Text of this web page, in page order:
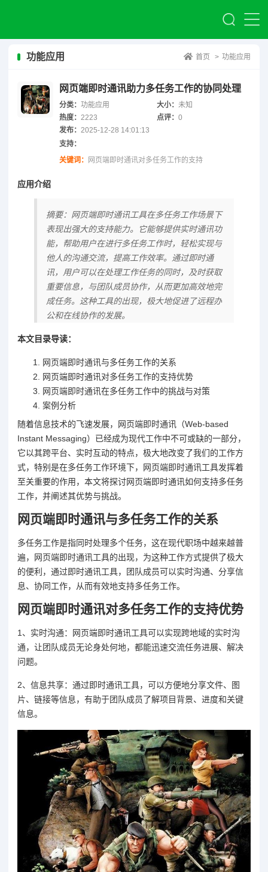
功能应用 首页 > 功能应用
网页端即时通讯助力多任务工作的协同处理
分类： 功能应用 大小：未知
热度： 2223 点评：0
发布： 2025-12-28 14:01:13
支持：
关键词：
网页端即时通讯对多任务工作的支持
应用介绍
摘要：网页端即时通讯工具在多任务工作场景下
表现出强大的支持能力。它能够提供实时通讯功
能，帮助用户在进行多任务工作时，轻松实现与
他人的沟通交流，提高工作效率。通过即时通
讯，用户可以在处理工作任务的同时，及时获取
重要信息，与团队成员协作，从而更加高效地完
成任务。这种工具的出现，极大地促进了远程办
公和在线协作的发展。
本文目录导读：
网页端即时通讯与多任务工作的关系
网页端即时通讯对多任务工作的支持优势
网页端即时通讯在多任务工作中的挑战与对策
案例分析
随着信息技术的飞速发展，网页端即时通讯（Web-based
Instant Messaging）已经成为现代工作中不可或缺的一部分，
它以其跨平台、实时互动的特点，极大地改变了我们的工作方
式，特别是在多任务工作环境下，网页端即时通讯工具发挥着
至关重要的作用，本文将探讨网页端即时通讯如何支持多任务
工作，并阐述其优势与挑战。
网页端即时通讯与多任务工作的关系
多任务工作是指同时处理多个任务，这在现代职场中越来越普
遍，网页端即时通讯工具的出现，为这种工作方式提供了极大
的便利，通过即时通讯工具，团队成员可以实时沟通、分享信
息、协同工作，从而有效地支持多任务工作。
网页端即时通讯对多任务工作的支持优势
1、实时沟通：网页端即时通讯工具可以实现跨地域的实时沟
通，让团队成员无论身处何地，都能迅速交流任务进展、解决
问题。
2、信息共享：通过即时通讯工具，可以方便地分享文件、图
片、链接等信息，有助于团队成员了解项目背景、进度和关键
信息。